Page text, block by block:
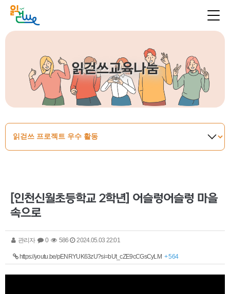
읽걷쓰교육나눔
[인천신월초등학교 2학년] 어슬렁어슬렁 마을
속으로
관리자 0 586 2024.05.03 22:01
https://youtu.be/pENRYUK63zU?si=bUt_cZE9cCGsCyLM + 564